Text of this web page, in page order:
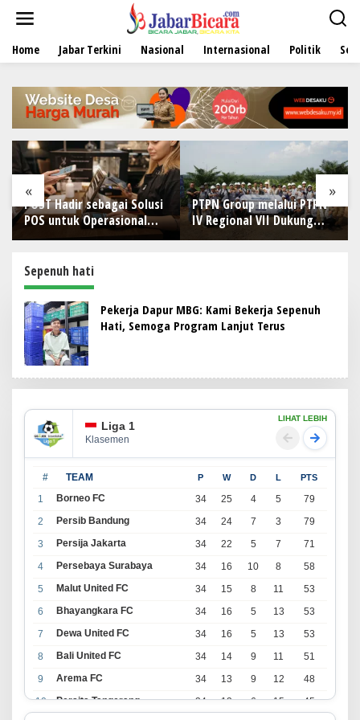
t
Home Jabar Terkini Nasional Internasional Politik
« »
POST Hadir sebagai Solusi
POS untuk Operasional
Restoran
PTPN Group melalui PTPN
IV Regional VII Dukung
Peningkatan Kompetensi
Sepenuh hati
Pekerja Dapur MBG: Kami Bekerja Sepenuh
Hati, Semoga Program Lanjut Terus
Liga 1
Klasemen
LIHAT LEBIH
# TEAM P W D L PTS
1 Borneo FC 34 25 4 5
79
2
Persib Bandung 34 24 7 3
79
3
Persija Jakarta 34 22 5 7
71
4
Persebaya Surabaya 34 16 10 8
58
5
Malut United FC 34 15 8 11
53
6
Bhayangkara FC 34 16 5 13
53
7
Dewa United FC 34 16 5 13
53
8
Bali United FC 34 14 9 11
51
9
Arema FC 34 13 9 12
48
10
Persita Tangerang 34 13 6 15
45